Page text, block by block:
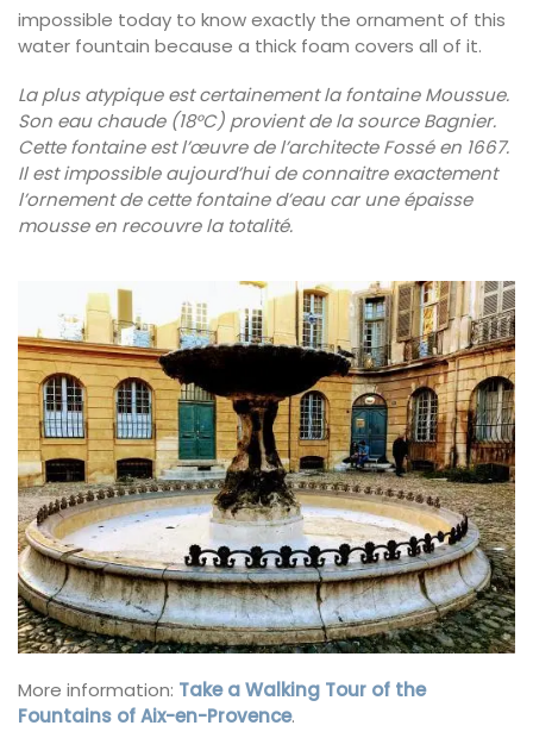
impossible today to know exactly the ornament of this
water fountain because a thick foam covers all of it.
La plus atypique est certainement la fontaine Moussue.
Son eau chaude (18°C) provient de la source Bagnier.
Cette fontaine est l’œuvre de l’architecte Fossé en 1667.
Il est impossible aujourd’hui de connaitre exactement
l’ornement de cette fontaine d’eau car une épaisse
mousse en recouvre la totalité.
More information: Take a Walking Tour of the
Fountains of Aix-en-Provence.